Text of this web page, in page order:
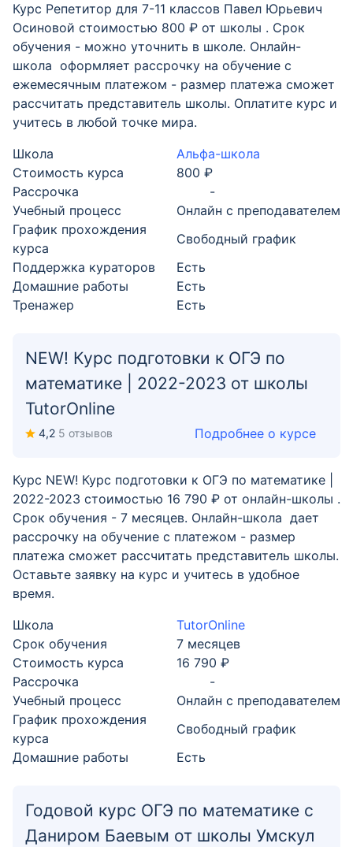
Курс Репетитор для 7-11 классов Павел Юрьевич
Осиновой стоимостью 800 ₽ от школы . Срок
обучения - можно уточнить в школе. Онлайн-
школа оформляет рассрочку на обучение с
ежемесячным платежом - размер платежа сможет
рассчитать представитель школы. Оплатите курс и
учитесь в любой точке мира.
Школа
Альфа-школа
Стоимость курса
800 ₽
Рассрочка
-
Учебный процесс
Онлайн с преподавателем
График прохождения
курса
Свободный график
Поддержка кураторов
Есть
Домашние работы
Есть
Тренажер
Есть
NEW! Курс подготовки к ОГЭ по
математике | 2022-2023 от школы
TutorOnline
4,2 5 отзывов Подробнее о курсе
Курс NEW! Курс подготовки к ОГЭ по математике |
2022-2023 стоимостью 16 790 ₽ от онлайн-школы .
Срок обучения - 7 месяцев. Онлайн-школа дает
рассрочку на обучение с платежом - размер
платежа сможет рассчитать представитель школы.
Оставьте заявку на курс и учитесь в удобное
время.
Школа
TutorOnline
Срок обучения
7 месяцев
Стоимость курса
16 790 ₽
Рассрочка
-
Учебный процесс
Онлайн с преподавателем
График прохождения
курса
Свободный график
Домашние работы
Есть
Годовой курс ОГЭ по математике с
Даниром Баевым от школы Умскул